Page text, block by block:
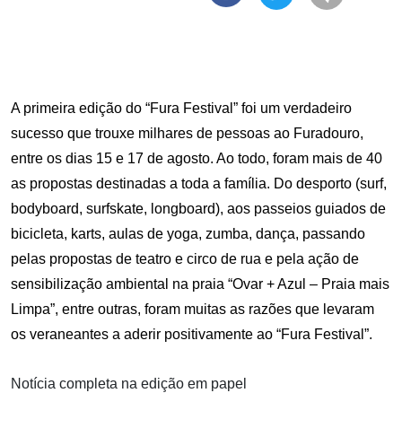
A primeira edição do “Fura Festival” foi um verdadeiro
sucesso que trouxe milhares de pessoas ao Furadouro,
entre os dias 15 e 17 de agosto. Ao todo, foram mais de 40
as propostas destinadas a toda a família. Do desporto (surf,
bodyboard, surfskate, longboard), aos passeios guiados de
bicicleta, karts, aulas de yoga, zumba, dança, passando
pelas propostas de teatro e circo de rua e pela ação de
sensibilização ambiental na praia “Ovar + Azul – Praia mais
Limpa”, entre outras, foram muitas as razões que levaram
os veraneantes a aderir positivamente ao “Fura Festival”.
Notícia completa na edição em papel